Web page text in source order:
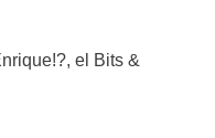
el Bits &